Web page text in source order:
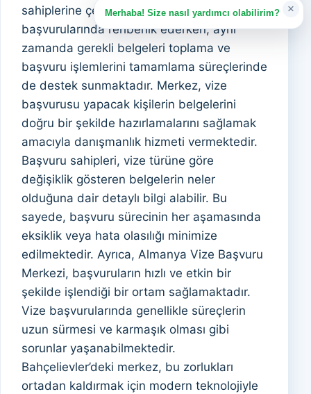
sahiplerine çeşitli vize türlerinin
başvurularında rehberlik ederken, aynı
zamanda gerekli belgeleri toplama ve
başvuru işlemlerini tamamlama süreçlerinde
de destek sunmaktadır. Merkez, vize
başvurusu yapacak kişilerin belgelerini
doğru bir şekilde hazırlamalarını sağlamak
amacıyla danışmanlık hizmeti vermektedir.
Başvuru sahipleri, vize türüne göre
değişiklik gösteren belgelerin neler
olduğuna dair detaylı bilgi alabilir. Bu
sayede, başvuru sürecinin her aşamasında
eksiklik veya hata olasılığı minimize
edilmektedir. Ayrıca, Almanya Vize Başvuru
Merkezi, başvuruların hızlı ve etkin bir
şekilde işlendiği bir ortam sağlamaktadır.
Vize başvurularında genellikle süreçlerin
uzun sürmesi ve karmaşık olması gibi
sorunlar yaşanabilmektedir.
Bahçelievler’deki merkez, bu zorlukları
ortadan kaldırmak için modern teknolojiyle
Merhaba! Size nasıl yardımcı olabilirim? ×